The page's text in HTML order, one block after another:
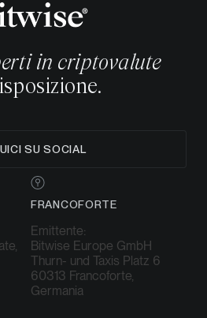
in criptovalute
SU SOCIAL
FRANCOFORTE
Emittente:
Bitwise Europe GmbH
Thurn- und Taxis Platz 6
60313 Francoforte,
Germania